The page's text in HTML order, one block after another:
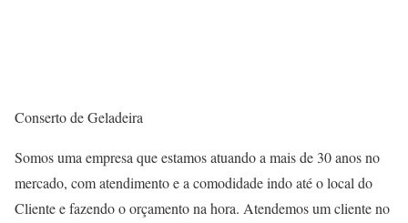
Conserto de Geladeira
Somos uma empresa que estamos atuando a mais de 30 anos no
mercado, com atendimento e a comodidade indo até o local do
Cliente e fazendo o orçamento na hora. Atendemos um cliente no